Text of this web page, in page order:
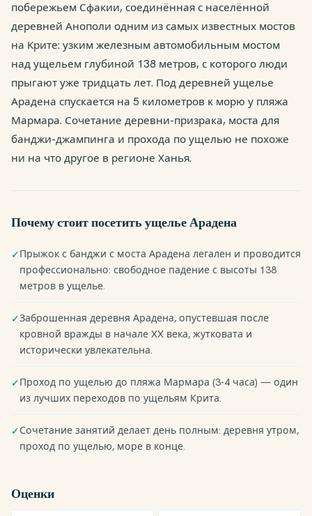
побережьем Сфакии, соединённая с населённой
деревней Анополи одним из самых известных мостов
на Крите: узким железным автомобильным мостом
над ущельем глубиной 138 метров, с которого люди
прыгают уже тридцать лет. Под деревней ущелье
Арадена спускается на 5 километров к морю у пляжа
Мармара. Сочетание деревни-призрака, моста для
банджи-джампинга и прохода по ущелью не похоже
ни на что другое в регионе Ханья.
Почему стоит посетить ущелье Арадена
✓Прыжок с банджи с моста Арадена легален и проводится
профессионально: свободное падение с высоты 138
метров в ущелье.
✓Заброшенная деревня Арадена, опустевшая после
кровной вражды в начале XX века, жутковата и
исторически увлекательна.
✓Проход по ущелью до пляжа Мармара (3-4 часа) — один
из лучших переходов по ущельям Крита.
✓Сочетание занятий делает день полным: деревня утром,
проход по ущелью, море в конце.
Оценки